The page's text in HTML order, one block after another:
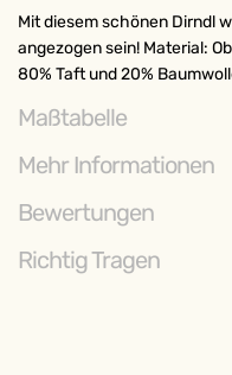
Mit diesem schönen Dirndl
angezogen sein! Material:
80% Taft und 20%
Maßtabelle
Mehr Informationen
Bewertungen
Richtig Tragen